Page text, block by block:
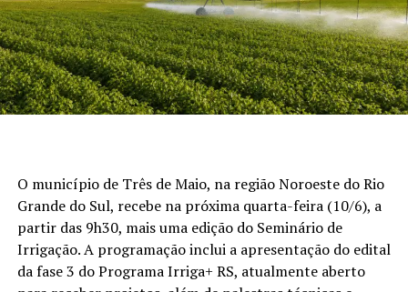
O município de Três de Maio, na região Noroeste do Rio
Grande do Sul, recebe na próxima quarta-feira (10/6), a
partir das 9h30, mais uma edição do Seminário de
Irrigação. A programação inclui a apresentação do edital
da fase 3 do Programa Irriga+ RS, atualmente aberto